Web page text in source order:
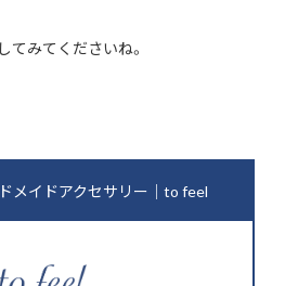
みてくださいね。
メイドアクセサリー｜to feel